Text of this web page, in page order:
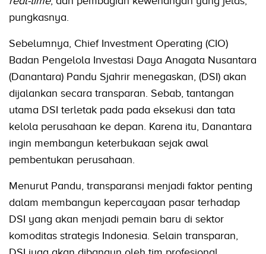
pungkasnya.
Sebelumnya, Chief Investment Operating (CIO)
Badan Pengelola Investasi Daya Anagata Nusantara
(Danantara) Pandu Sjahrir menegaskan, (DSI) akan
dijalankan secara transparan. Sebab, tantangan
utama DSI terletak pada pada eksekusi dan tata
kelola perusahaan ke depan. Karena itu, Danantara
ingin membangun keterbukaan sejak awal
pembentukan perusahaan.
Menurut Pandu, transparansi menjadi faktor penting
dalam membangun kepercayaan pasar terhadap
DSI yang akan menjadi pemain baru di sektor
komoditas strategis Indonesia. Selain transparan,